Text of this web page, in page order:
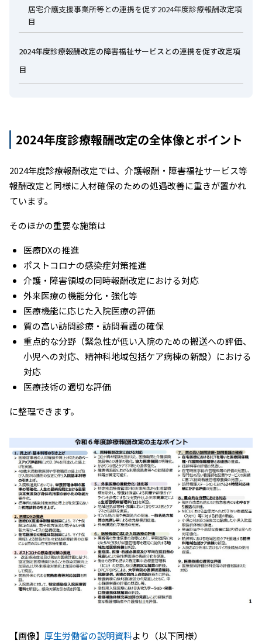
居宅介護支援事業所等との連携を促す2024年度診療報酬改定項
目
2024年度診療報酬改定の障害福祉サービスとの連携を促す改定項
目
2024年度診療報酬改定の全体像とポイント
2024年度診療報酬改定では、介護報酬・障害福祉サービス等
報酬改定と同様に人材確保のための処遇改善に重きが置かれ
ています。
そのほかの重要な施策は
医療DXの推進
ポストコロナの感染症対策推進
介護・障害領域の同時報酬改定における対応
外来医療の機能分化・強化等
医療機能に応じた入院医療の評価
質の高い訪問診療・訪問看護の確保
重点的な分野（緊急性が低い入院のための搬送への評価、
小児への対応、精神科地域包括ケア病棟の新設）における
対応
医療技術の適切な評価
に整理できます。
【画像】 厚生労働省の説明資料より（以下同様）